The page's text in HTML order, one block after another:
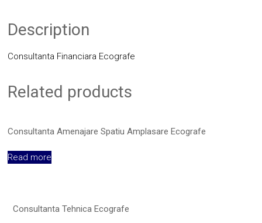
Description
Consultanta Financiara Ecografe
Related products
Consultanta Amenajare Spatiu Amplasare Ecografe
Read more
Consultanta Tehnica Ecografe